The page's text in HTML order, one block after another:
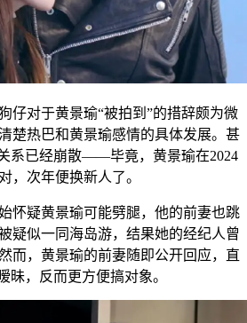
对于黄景瑜“被拍到”的措辞颇为微
楚热巴和黄景瑜感情的具体发展。甚
系已经崩散——毕竟，黄景瑜在2024
，次年便换新人了。
疑黄景瑜可能劈腿，他的前妻也跳
疑似一同海岛游，结果她的经纪人曾
而，黄景瑜的前妻随即公开回应，直
昧，反而更方便搞对象。